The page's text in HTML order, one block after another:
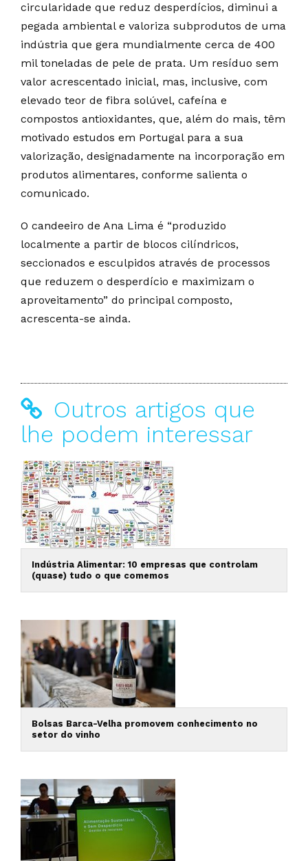
circularidade que reduz desperdícios, diminui a
pegada ambiental e valoriza subprodutos de uma
indústria que gera mundialmente cerca de 400
mil toneladas de pele de prata. Um resíduo sem
valor acrescentado inicial, mas, inclusive, com
elevado teor de fibra solúvel, cafeína e
compostos antioxidantes, que, além do mais, têm
motivado estudos em Portugal para a sua
valorização, designadamente na incorporação em
produtos alimentares, conforme salienta o
comunicado.
O candeeiro de Ana Lima é “produzido
localmente a partir de blocos cilíndricos,
seccionados e esculpidos através de processos
que reduzem o desperdício e maximizam o
aproveitamento” do principal composto,
acrescenta-se ainda.
Outros artigos que
lhe podem interessar
Indústria Alimentar: 10 empresas que controlam
(quase) tudo o que comemos
Bolsas Barca-Velha promovem conhecimento no
setor do vinho